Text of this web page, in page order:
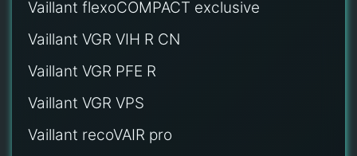
Vaillant flexoCOMPACT exclusive
Vaillant VGR VIH R CN
Vaillant VGR PFE R
Vaillant VGR VPS
Vaillant recoVAIR pro